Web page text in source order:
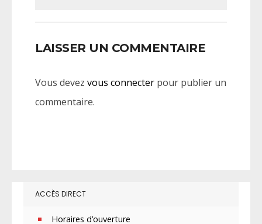
LAISSER UN COMMENTAIRE
Vous devez vous connecter pour publier un
commentaire.
ACCÈS DIRECT
Horaires d’ouverture